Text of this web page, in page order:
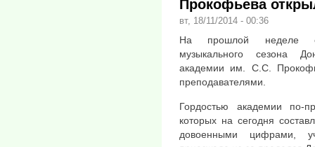
Прокофьева
вт, 18/11/2014 - 00:36
На прошлой неделе
музыкального сезона
академии им. С.С.
преподавателями.
Гордостью академии по-
которых на сегодня
довоенными цифрами,